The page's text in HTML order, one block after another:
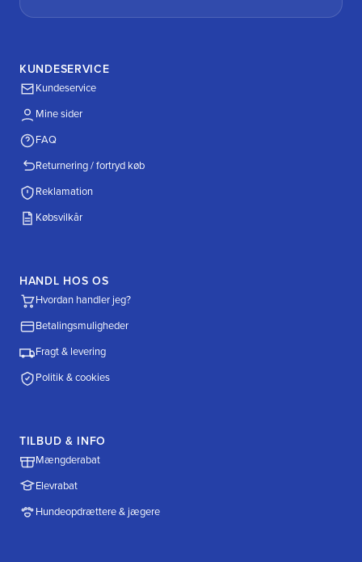
KUNDESERVICE
Kundeservice
Mine sider
FAQ
Returnering / fortryd køb
Reklamation
Købsvilkår
HANDL HOS OS
Hvordan handler jeg?
Betalingsmuligheder
Fragt & levering
Politik & cookies
TILBUD & INFO
Mængderabat
Elevrabat
Hundeopdrættere & jægere